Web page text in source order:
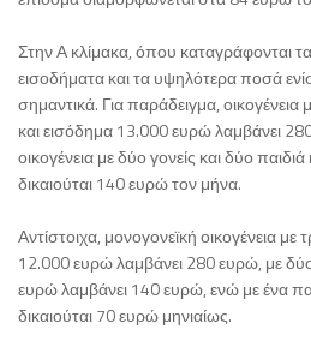
Στην Α κλίμακα, όπου καταγράφονται
εισοδήματα και τα υψηλότερα ποσά
σημαντικά. Για παράδειγμα, οικογένεια
και εισόδημα 13.000 ευρώ λαμβάνει
οικογένεια με δύο γονείς και δύο
δικαιούται 140 ευρώ τον μήνα.
Αντίστοιχα, μονογονεϊκή οικογένεια με
12.000 ευρώ λαμβάνει 280 ευρώ, με
ευρώ λαμβάνει 140 ευρώ, ενώ με ένα
δικαιούται 70 ευρώ μηνιαίως.